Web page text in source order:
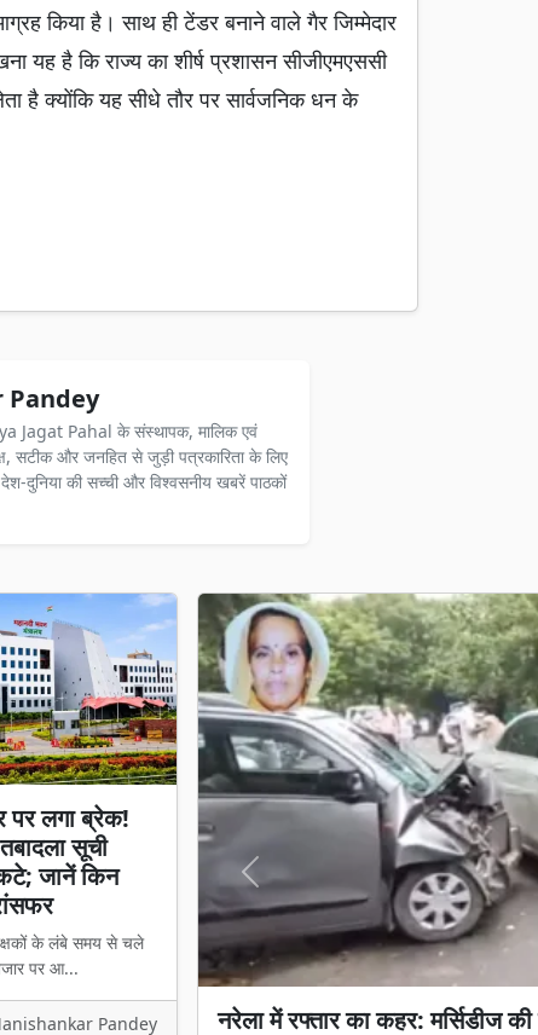
किया है। साथ ही टेंडर बनाने वाले गैर जिम्मेदार
यह है कि राज्य का शीर्ष प्रशासन सीजीएमएससी
है क्योंकि यह सीधे तौर पर सार्वजनिक धन के
Pandey
Jagat Pahal के संस्थापक, मालिक एवं
सटीक और जनहित से जुड़ी पत्रकारिता के लिए
दुनिया की सच्ची और विश्वसनीय खबरें पाठकों
पर लगा ब्रेक!
सूची
जानें किन
के लंबे समय से चले
पर आ...
Pandey
शिक्षकों के इंतजार पर लगा ब्रेक!
Previous